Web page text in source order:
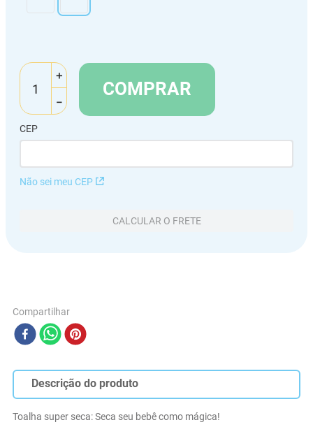
＋
－
COMPRAR
CEP
Não sei meu CEP
CALCULAR O FRETE
Compartilhar
Descrição do produto
Toalha super seca: Seca seu bebê como mágica!